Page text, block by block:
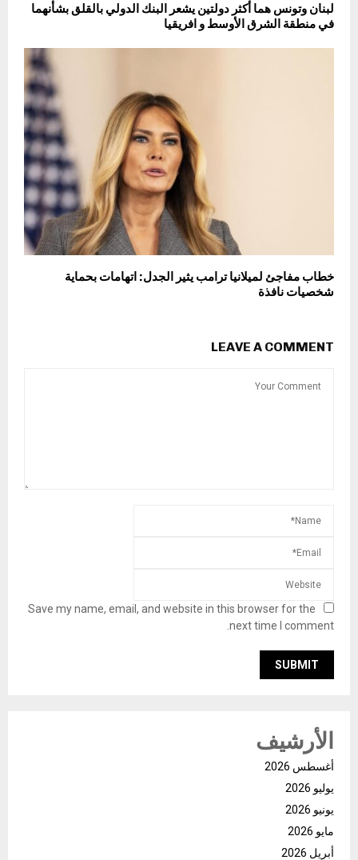
لبنان وتونس هما أكثر دولتين يشعر البنك الدولي بالقلق بشأنهما
في منطقة الشرق الأوسط و افريقيا
خطاب مفاجئ لميلانيا ترامب يثير الجدل: اتهامات بحماية
شخصيات نافذة
LEAVE A COMMENT
Save my name, email, and website in this browser for the
next time I comment.
الأرشيف
أغسطس 2026
يوليو 2026
يونيو 2026
مايو 2026
أبريل 2026